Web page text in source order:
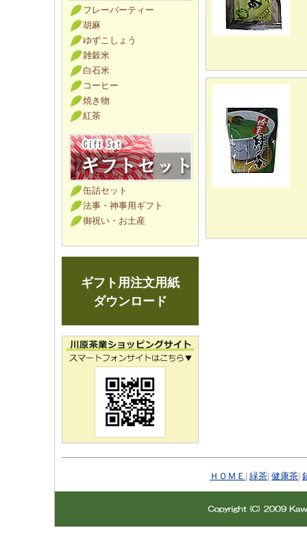
フレーバーティー
胡麻
ゆずこしょう
雑穀米
白石米
コーヒー
焼き物
紅茶
缶詰セット
法事・神事用ギフト
御祝い・お土産
ギフト用注文用紙
ダウンロード
ＨＯＭＥ | 緑茶| 健康茶|